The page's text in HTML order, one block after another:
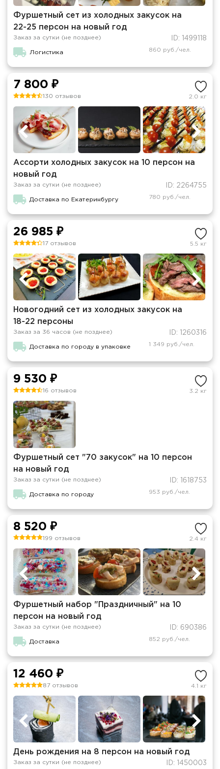
Фуршетный сет из холодных закусок на
22-25 персон на новый год
Заказ за сутки (не позднее) ID: 1499118
Логистика 860 руб./чел.
7 800 ₽
130 отзывов 2.0 кг
Ассорти холодных закусок на 10 персон на
новый год
Заказ за сутки (не позднее) ID: 2264755
Доставка по Екатеринбургу 780 руб./чел.
26 985 ₽
17 отзывов 5.5 кг
Новогодний сет из холодных закусок на
18-22 персоны
Заказ за 36 часов (не позднее) ID: 1260316
Доставка по городу в упаковке 1 349 руб./чел.
9 530 ₽
16 отзывов 3.2 кг
Фуршетный сет "70 закусок" на 10 персон
на новый год
Заказ за сутки (не позднее) ID: 1618753
Доставка по городу 953 руб./чел.
8 520 ₽
199 отзывов 2.4 кг
Фуршетный набор "Праздничный" на 10
персон на новый год
Заказ за сутки (не позднее) ID: 690386
Доставка 852 руб./чел.
12 460 ₽
87 отзывов 4.1 кг
День рождения на 8 персон на новый год
Заказ за сутки (не позднее) ID: 1450003